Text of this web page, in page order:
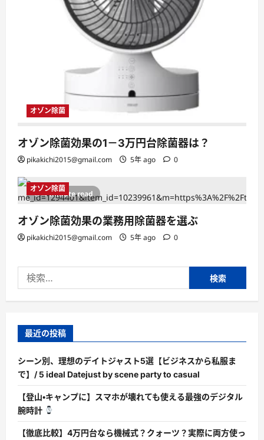
オゾン除菌
オゾン除菌効果の1－3万円台除菌器は？
pikakichi2015@gmail.com 5年 ago 0
1 minute read
オゾン除菌
オゾン除菌効果の業務用除菌器を選ぶ
pikakichi2015@gmail.com 5年 ago 0
索:
最近の投稿
シーン別、理想のデイトジャスト5選【ビジネスから私服ま
で】/ 5 ideal Datejust by scene party to casual
【登山・キャンプに】スマホが壊れても使える最強のデジタル
腕時計
【徹底比較】4万円台なら機械式？クォーツ？実際に両方使っ